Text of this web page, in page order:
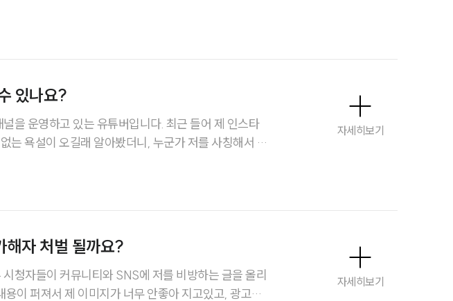
처벌받을 수 있는 건가요? 어떻게 대응해야 할지 답변
있나요?
하고 있는 유튜버입니다. 최근 들어 제 인스타
는 욕설이 오길래 알아봤더니, 누군가 저를 사칭해서 돈
자세히보기
해자 처벌 될까요?
청자들이 커뮤니티와 SNS에 저를 비방하는 글을 올리
용이 퍼져서 제 이미지가 너무 안좋아 지고있고, 광고나
자세히보기